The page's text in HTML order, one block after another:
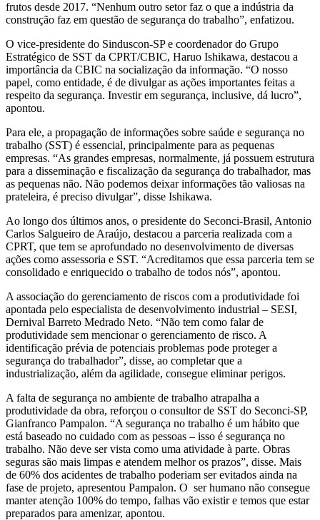
frutos desde 2017. “Nenhum outro setor faz o que a indústria da
construção faz em questão de segurança do trabalho”, enfatizou.
O vice-presidente do Sinduscon-SP e coordenador do Grupo
Estratégico de SST da CPRT/CBIC, Haruo Ishikawa, destacou a
importância da CBIC na socialização da informação. “O nosso
papel, como entidade, é de divulgar as ações importantes feitas a
respeito da segurança. Investir em segurança, inclusive, dá lucro”,
apontou.
Para ele, a propagação de informações sobre saúde e segurança no
trabalho (SST) é essencial, principalmente para as pequenas
empresas. “As grandes empresas, normalmente, já possuem estrutura
para a disseminação e fiscalização da segurança do trabalhador, mas
as pequenas não. Não podemos deixar informações tão valiosas na
prateleira, é preciso divulgar”, disse Ishikawa.
Ao longo dos últimos anos, o presidente do Seconci-Brasil, Antonio
Carlos Salgueiro de Araújo, destacou a parceria realizada com a
CPRT, que tem se aprofundado no desenvolvimento de diversas
ações como assessoria e SST. “Acreditamos que essa parceria tem se
consolidado e enriquecido o trabalho de todos nós”, apontou.
A associação do gerenciamento de riscos com a produtividade foi
apontada pelo especialista de desenvolvimento industrial – SESI,
Dernival Barreto Medrado Neto. “Não tem como falar de
produtividade sem mencionar o gerenciamento de risco. A
identificação prévia de potenciais problemas pode proteger a
segurança do trabalhador”, disse, ao completar que a
industrialização, além da agilidade, consegue eliminar perigos.
A falta de segurança no ambiente de trabalho atrapalha a
produtividade da obra, reforçou o consultor de SST do Seconci-SP,
Gianfranco Pampalon. “A segurança no trabalho é um hábito que
está baseado no cuidado com as pessoas – isso é segurança no
trabalho. Não deve ser vista como uma atividade à parte. Obras
seguras são mais limpas e atendem melhor os prazos”, disse. Mais
de 60% dos acidentes de trabalho poderiam ser evitados ainda na
fase de projeto, apresentou Pampalon. O ser humano não consegue
manter atenção 100% do tempo, falhas vão existir e temos que estar
preparados para amenizar, apontou.